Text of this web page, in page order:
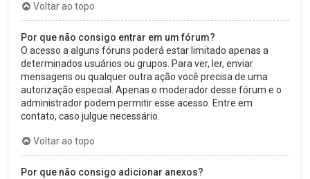
Voltar ao topo
Por que não consigo entrar em um fórum?
O acesso a alguns fóruns poderá estar limitado apenas a
determinados usuários ou grupos. Para ver, ler, enviar
mensagens ou qualquer outra ação você precisa de uma
autorização especial. Apenas o moderador desse fórum e o
administrador podem permitir esse acesso. Entre em
contato, caso julgue necessário.
Voltar ao topo
Por que não consigo adicionar anexos?